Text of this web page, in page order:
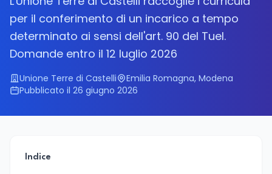
per il conferimento di un incarico a tempo
determinato ai sensi dell'art. 90 del Tuel.
Domande entro il 12 luglio 2026
Unione Terre di Castelli
Emilia Romagna, Modena
Pubblicato il 26 giugno 2026
Indice